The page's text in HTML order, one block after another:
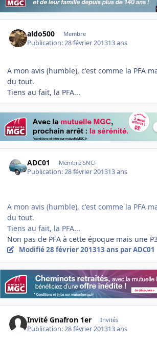
aldo500 Membre
Publication:28 février 201313 ans
A mon avis (humble), c'est comme la PFA
du tout.
Tiens au fait, la PFA...
ADC01 Membre SNCF
Publication:28 février 201313 ans
A mon avis (humble), c'est comme la PFA
du tout.
Tiens au fait, la PFA...
Non pas de PFA à cette époque mais une
Modifié28 février 201313 ans par ADC01
Invité Gnafron 1er Invités
Publication:28 février 201313 ans